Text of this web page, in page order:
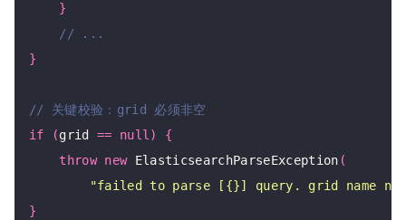
}
}
if
(grid == null)
{
throw new ElasticsearchParseException (
"failed to parse [{}] query. grid name
}